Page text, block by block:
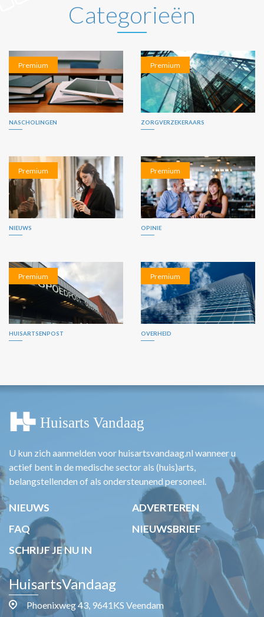
Categorieën
Premium
NASCHOLINGEN
Premium
ZORGVERZEKERAARS
Premium
NIEUWS
Premium
OPINIE
Premium
HUISARTSENPOST
Premium
OVERHEID
U kun zich aanmelden voor huisartsvandaag.nl wanneer u
actief bent in de medische sector als (huis)arts,
belangstellenden of als ondersteunend personeel.
NIEUWS
ADVERTEREN
FAQ
NIEUWSBRIEF
SCHRIJF JE NU IN
HuisartsVandaag
Phoenixweg 43, 9641KS Veendam